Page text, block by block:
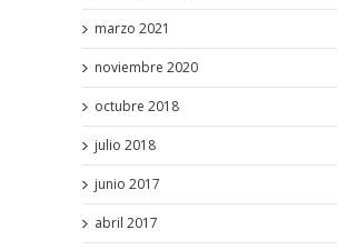
marzo 2021
noviembre 2020
octubre 2018
julio 2018
junio 2017
abril 2017